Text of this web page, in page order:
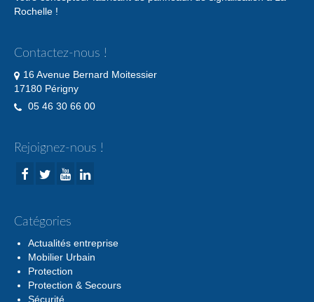
Rochelle !
Contactez-nous !
16 Avenue Bernard Moitessier
17180 Périgny
05 46 30 66 00
Rejoignez-nous !
Catégories
Actualités entreprise
Mobilier Urbain
Protection
Protection & Secours
Sécurité